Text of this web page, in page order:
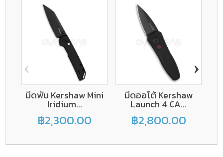
มีดพับ Kershaw Mini
Iridium...
฿2,300.00
มีดออโต้ Kershaw
Launch 4 CA...
฿2,800.00
‹ ›